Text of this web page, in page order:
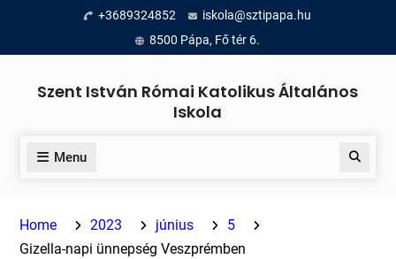
content
+3689324852
iskola@sztipapa.hu
8500 Pápa, Fő tér 6.
Szent István Római Katolikus Általános
Iskola
Menu Search
Home 2023 június
5
Gizella-napi ünnepség Veszprémben